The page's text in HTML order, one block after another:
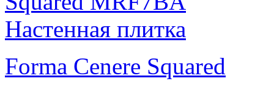
Forma Cenere Squared